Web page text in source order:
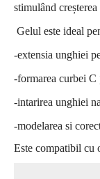
stimulând creșterea
Gelul este ideal
-extensia unghiei
-formarea curbei C
-intarirea unghiei
-modelarea si
Este compatibil cu